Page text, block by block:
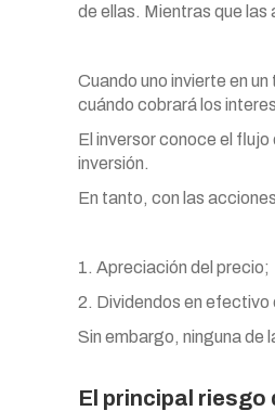
de ellas. Mientras que las
Cuando uno invierte en
cuándo cobrará los
El inversor conoce el
inversión.
En tanto, con las
1. Apreciación del precio;
2. Dividendos en efectivo
Sin embargo, ninguna de
El principal riesgo